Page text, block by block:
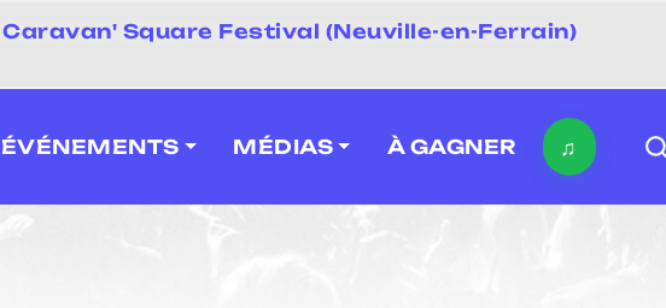
Square Festival (Neuville-en-Ferrain)
ÉVÉNEMENTS MÉDIAS À GAGNER ♫